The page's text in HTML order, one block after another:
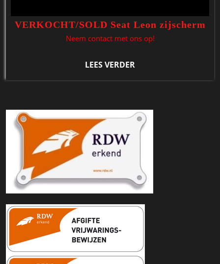
VERKOCHT/SOLD Seat Leon zijscherm
Neem contact met ons op!
LEES VERDER